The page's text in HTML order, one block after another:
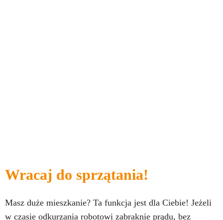
Wracaj do sprzątania!
Masz duże mieszkanie? Ta funkcja jest dla Ciebie! Jeżeli
w czasie odkurzania robotowi zabraknie prądu, bez